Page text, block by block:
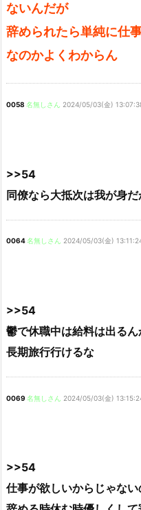
ないんだが
辞められたら単純に仕
なのかよくわからん
0058 名無しさん 2024/05/03(金)
>>54
同僚なら大抵次は我が身
0064名無しさん 2024/05/03(金)
>>54
鬱で休職中は給料は出るん
長期旅行行けるな
0069 名無しさん 2024/05/03(金)
>>54
仕事が欲しいからじゃない